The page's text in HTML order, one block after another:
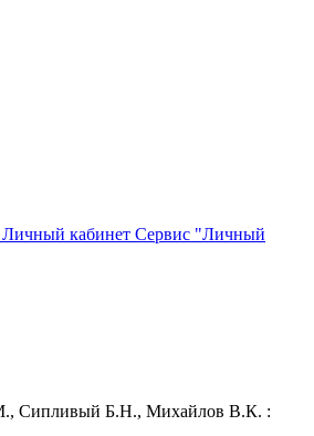
Сервис "Личный
Сипливый Б.Н., Михайлов В.К. :